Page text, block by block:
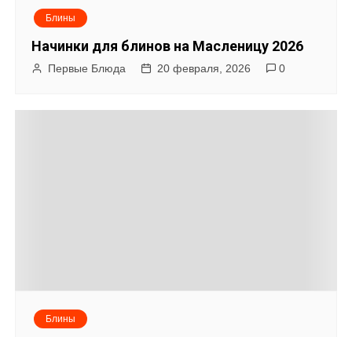
з
м
Блины
Начинки для блинов на Масленицу 2026
Первые Блюда 20 февраля, 2026 0
Блины